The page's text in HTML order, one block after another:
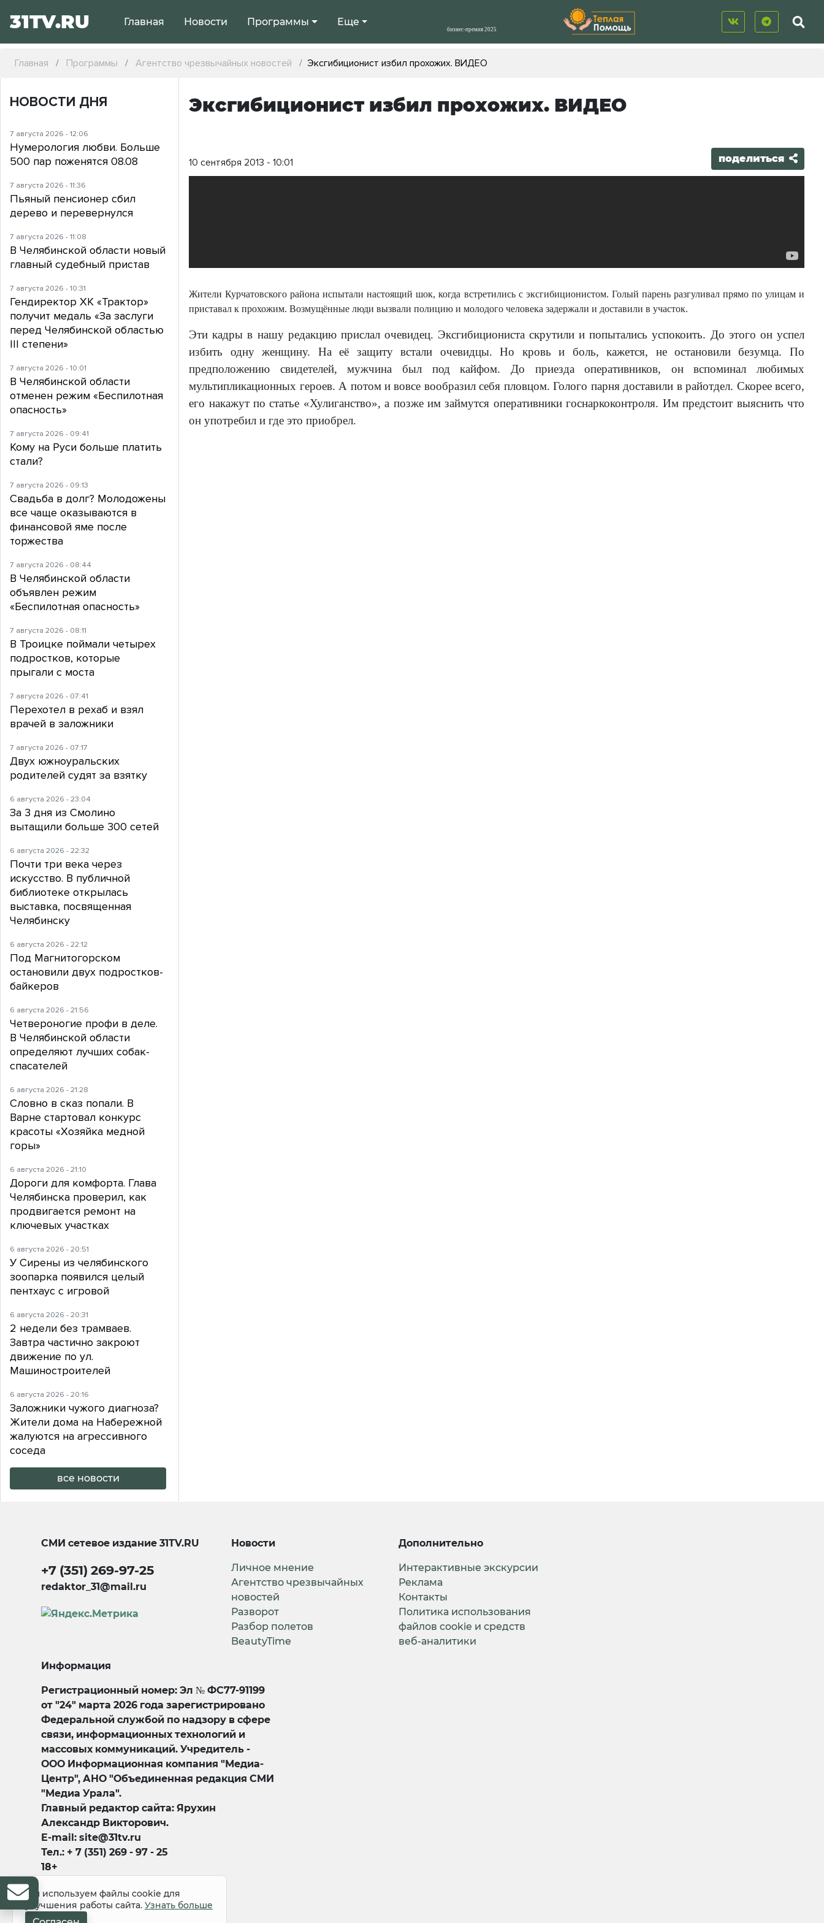
31TV.RU Главная Новости Программы Еще
Главная Программы Агентство чрезвычайных новостей Эксгибиционист избил прохожих. ВИДЕО
Эксгибиционист избил прохожих. ВИДЕО
10 сентября 2013 - 10:01 поделиться
Жители Курчатовского района испытали настоящий шок, когда встретились с эксгибиционистом. Голый парень разгуливал прямо по улицам и
приставал к прохожим. Возмущённые люди вызвали полицию и молодого человека задержали и доставили в участок.
Эти кадры в нашу редакцию прислал очевидец. Эксгибициониста скрутили и попытались успокоить. До этого он успел
избить одну женщину. На её защиту встали очевидцы. Но кровь и боль, кажется, не остановили безумца. По
предположению свидетелей, мужчина был под кайфом. До приезда оперативников, он вспоминал любимых
мультипликационных героев. А потом и вовсе вообразил себя пловцом. Голого парня доставили в райотдел. Скорее всего,
его накажут по статье «Хулиганство», а позже им займутся оперативники госнаркоконтроля. Им предстоит выяснить что
он употребил и где это приобрел.
НОВОСТИ ДНЯ
7 августа 2026 - 12:06
Нумерология любви. Больше
500 пар поженятся 08.08
7 августа 2026 - 11:36
Пьяный пенсионер сбил
дерево и перевернулся
7 августа 2026 - 11:08
В Челябинской области новый
главный судебный пристав
7 августа 2026 - 10:31
Гендиректор ХК «Трактор»
получит медаль «За заслуги
перед Челябинской областью
III степени»
7 августа 2026 - 10:01
В Челябинской области
отменен режим «Беспилотная
опасность»
7 августа 2026 - 09:41
Кому на Руси больше платить
стали?
7 августа 2026 - 09:13
Свадьба в долг? Молодожены
все чаще оказываются в
финансовой яме после
торжества
7 августа 2026 - 08:44
В Челябинской области
объявлен режим
«Беспилотная опасность»
7 августа 2026 - 08:11
В Троицке поймали четырех
подростков, которые
прыгали с моста
7 августа 2026 - 07:41
Перехотел в рехаб и взял
врачей в заложники
7 августа 2026 - 07:17
Двух южноуральских
родителей судят за взятку
6 августа 2026 - 23:04
За 3 дня из Смолино
вытащили больше 300 сетей
6 августа 2026 - 22:32
Почти три века через
искусство. В публичной
библиотеке открылась
выставка, посвященная
Челябинску
6 августа 2026 - 22:12
Под Магнитогорском
остановили двух подростков-
байкеров
6 августа 2026 - 21:56
Четвероногие профи в деле.
В Челябинской области
определяют лучших собак-
спасателей
6 августа 2026 - 21:28
Словно в сказ попали. В
Варне стартовал конкурс
красоты «Хозяйка медной
горы»
6 августа 2026 - 21:10
Дороги для комфорта. Глава
Челябинска проверил, как
продвигается ремонт на
ключевых участках
6 августа 2026 - 20:51
У Сирены из челябинского
зоопарка появился целый
пентхаус с игровой
6 августа 2026 - 20:31
2 недели без трамваев.
Завтра частично закроют
движение по ул.
Машиностроителей
6 августа 2026 - 20:16
Заложники чужого диагноза?
Жители дома на Набережной
жалуются на агрессивного
соседа
все новости
СМИ сетевое издание31TV.RU
+7 (351) 269-97-25
redaktor_31@mail.ru
Новости
Личное мнение
Агентство чрезвычайных
новостей
Разворот
Разбор полетов
BeautyTime
Дополнительно
Интерактивные экскурсии
Реклама
Контакты
Политика использования
файлов cookie и средств
веб-аналитики
Информация
Регистрационный номер: Эл № ФС77-91199
от "24" марта 2026 года зарегистрировано
Федеральной службой по надзору в сфере
связи, информационных технологий и
массовых коммуникаций. Учредитель -
ООО Информационная компания "Медиа-
Центр", АНО "Объединенная редакция СМИ
"Медиа Урала".
Главный редактор сайта: Ярухин
Александр Викторович.
E-mail: site@31tv.ru
Тел.: + 7 (351) 269 - 97 - 25
18+
Мы используем файлы cookie для
улучшения работы сайта. Узнать больше